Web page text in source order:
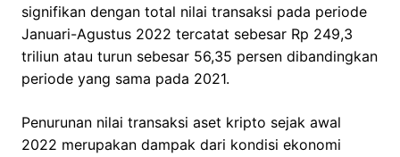
signifikan dengan total nilai transaksi pada periode
Januari-Agustus 2022 tercatat sebesar Rp 249,3
triliun atau turun sebesar 56,35 persen dibandingkan
periode yang sama pada 2021.
Penurunan nilai transaksi aset kripto sejak awal
2022 merupakan dampak dari kondisi ekonomi